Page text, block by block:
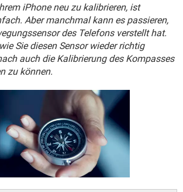
HARDWARE
TIKTOK
HARDWARE
IOS
INSTAGRAM
TIKTOK
HARDWARE
STREAMING
IOS
INSTAGRAM
HARDWARE
iPhone neu zu kalibrieren, ist
Aber manchmal kann es passieren,
des Telefons verstellt hat.
Sie diesen Sensor wieder richtig
auch die Kalibrierung des Kompasses
zu können.